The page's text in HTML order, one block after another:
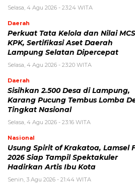
Selasa, 4 Agu 2026 - 23:24 WITA
Daerah
Perkuat Tata Kelola dan Nilai
KPK, Sertifikasi Aset Daerah
Lampung Selatan Dipercepat
Selasa, 4 Agu 2026 - 23:20 WITA
Daerah
Sisihkan 2.500 Desa di Lampung,
Karang Pucung Tembus Lomba
Tingkat Nasional
Selasa, 4 Agu 2026 - 23:16 WITA
Nasional
Usung Spirit of Krakatoa, Lamsel
2026 Siap Tampil Spektakuler
Hadirkan Artis Ibu Kota
Senin, 3 Agu 2026 - 21:44 WITA